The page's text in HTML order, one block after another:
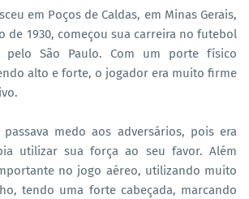
em Poços de Caldas, em Minas Gerais,
de 1930, começou sua carreira no futebol
pelo São Paulo. Com um porte físico
alto e forte, o jogador era muito firme
medo aos adversários, pois era
utilizar sua força ao seu favor. Além
no jogo aéreo, utilizando muito
tendo uma forte cabeçada, marcando